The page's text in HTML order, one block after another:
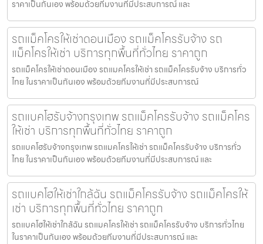
ราคาเป็นกันเอง พร้อมด้วยทีมงานที่มีประสบการณ์ และ
รถแม็คโครให้เช่าดอนเมือง รถแม็คโครรับจ้าง รถ
แม็คโครให้เช่า บริการทุกพื้นที่ทั่วไทย ราคาถูก
รถแม็คโครให้เช่าดอนเมือง รถแมคโครให้เช่า รถแม็คโครรับจ้าง บริการทั่ว
ไทย ในราคาเป็นกันเอง พร้อมด้วยทีมงานที่มีประสบการณ์
รถแบคโฮรับจ้างกรุงเทพ รถแม็คโครรับจ้าง รถแม็คโคร
ให้เช่า บริการทุกพื้นที่ทั่วไทย ราคาถูก
รถแบคโฮรับจ้างกรุงเทพ รถแมคโครให้เช่า รถแม็คโครรับจ้าง บริการทั่ว
ไทย ในราคาเป็นกันเอง พร้อมด้วยทีมงานที่มีประสบการณ์ และ
รถแบคโฮให้เช่าใกล้ฉัน รถแม็คโครรับจ้าง รถแม็คโครให้
เช่า บริการทุกพื้นที่ทั่วไทย ราคาถูก
รถแบคโฮให้เช่าใกล้ฉัน รถแมคโครให้เช่า รถแม็คโครรับจ้าง บริการทั่วไทย
ในราคาเป็นกันเอง พร้อมด้วยทีมงานที่มีประสบการณ์ และ